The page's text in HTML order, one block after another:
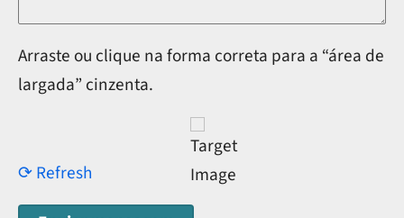
Arraste ou clique na forma correta para a “área de
largada” cinzenta.
⟳ Refresh